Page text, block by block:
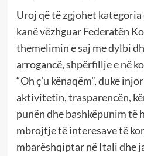
Uroj që të zgjohet kategoria
kanë vëzhguar Federatën
themelimin e saj me dylbi
arrogancë, shpërfillje e në
“Oh ç’u kënaqëm”, duke
aktivitetin, trasparencën,
punën dhe bashkëpunim të
mbrojtje të interesave të
mbarëshqiptar në Itali dhe